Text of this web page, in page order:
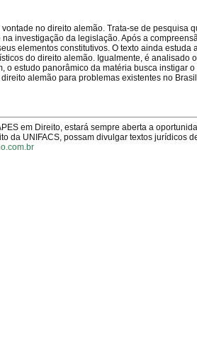
no direito alemão. Trata-se de pesquisa
investigação da legislação. Após a
elementos constitutivos. O texto ainda estuda
do direito alemão. Igualmente, é analisado
o estudo panorâmico da matéria busca instigar
alemão para problemas existentes no Brasil.
em Direito, estará sempre aberta a
da UNIFACS, possam divulgar textos jurídicos